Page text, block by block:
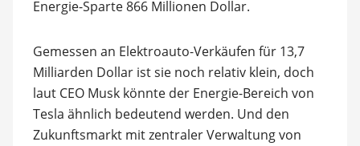
Energie-Sparte 866 Millionen Dollar.
Gemessen an Elektroauto-Verkäufen für 13,7
Milliarden Dollar ist sie noch relativ klein, doch
laut CEO Musk könnte der Energie-Bereich von
Tesla ähnlich bedeutend werden. Und den
Zukunftsmarkt mit zentraler Verwaltung von